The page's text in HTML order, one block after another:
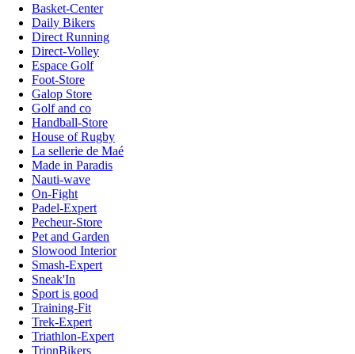
Basket-Center
Daily Bikers
Direct Running
Direct-Volley
Espace Golf
Foot-Store
Galop Store
Golf and co
Handball-Store
House of Rugby
La sellerie de Maé
Made in Paradis
Nauti-wave
On-Fight
Padel-Expert
Pecheur-Store
Pet and Garden
Slowood Interior
Smash-Expert
Sneak'In
Sport is good
Training-Fit
Trek-Expert
Triathlon-Expert
TripnBikers